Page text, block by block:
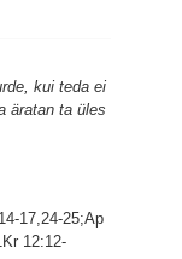
kui teda ei
äratan ta üles
17,24-25;Ap
12:12-